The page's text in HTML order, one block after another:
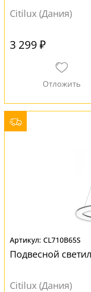
Citilux (Дания)
3 299 ₽
CL710B65S
Подвесной
Citilux (Дания)